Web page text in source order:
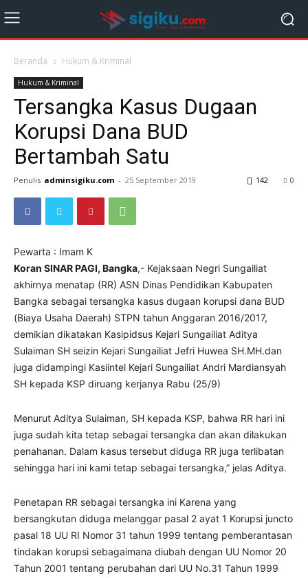
Beranda Hukum & Kriminal
Hukum & Kriminal
Tersangka Kasus Dugaan
Korupsi Dana BUD
Bertambah Satu
Penulis adminsigiku.com - 25 September 2019 0
142
Pewarta : Imam K
Koran SINAR PAGI, Bangka,- Kejaksaan Negri Sungailiat
akhirnya menatap (RR) ASN Dinas Pendidikan Kabupaten
Bangka sebagai tersangka kasus dugaan korupsi dana BUD
(Biaya Usaha Daerah) STPN tahun Anggaran 2016/2017,
demikian dikatakan Kasipidsus Kejari Sungailiat Aditya
Sulaiman SH seizin Kejari Sungailiat Jefri Huwea SH.MH.dan
juga didampingi Kasiintel Kejari Sungailiat Andri Mardiansyah
SH kepada KSP diruang kerjanya Rabu (25/9)
Menurut Aditya Sulaiman, SH kepada KSP, bahwa RR hari ini
juga sudah kita tetap sebagai tersangka dan akan dilakukan
penahanan. Dalam kasus tersebut diduga RR juga terlibatan
sehingga hari ini kami tetap sebagai tersangka,” jelas Aditya.
Penetapan RR sebagai tersangka ini Karena yang
bersangkutan diduga melanggar pasal 2 ayat 1 Korupsi juncto
pasal 18 UU RI Nomor 31 tahun 1999 tentang pemberantasan
tindakan korupsi sebagaimana diubah dengan UU Nomor 20
Tahun 2001 tentang perubahan dari UU No.31 Tahun 1999